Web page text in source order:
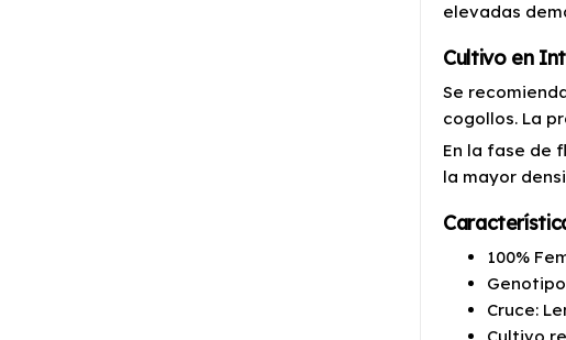
elevadas
Cultivo en
Se
cogollos. La
En la fase de
la mayor
100%
Cruce:
Cultivo